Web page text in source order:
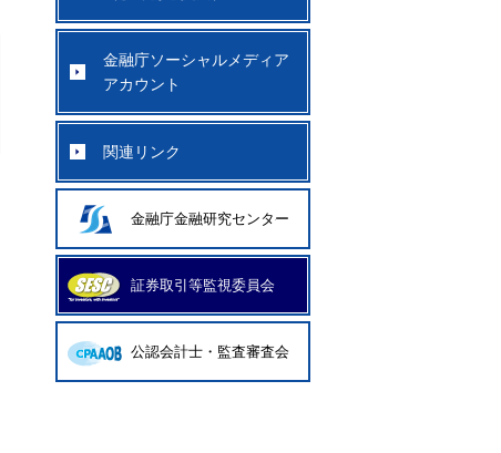
金融庁ソーシャルメディア
アカウント
関連リンク
金融庁金融研究センター
証券取引等監視委員会
公認会計士・監査審査会